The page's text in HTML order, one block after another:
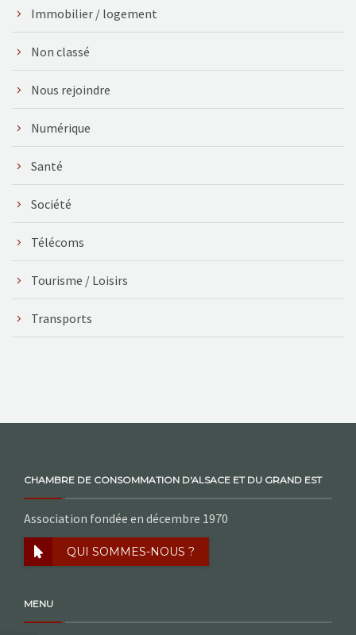
Immobilier / logement
Non classé
Nous rejoindre
Numérique
Santé
Société
Télécoms
Tourisme / Loisirs
Transports
CHAMBRE DE CONSOMMATION D'ALSACE ET DU GRAND EST
Association fondée en décembre 1970
QUI SOMMES-NOUS ?
MENU